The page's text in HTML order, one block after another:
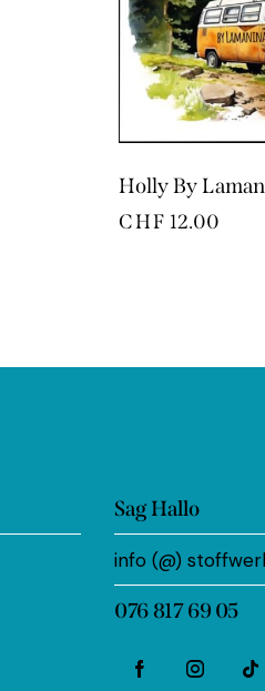
Holly By
CHF 12.00
Sag Hallo
info (@)
076 817 69 05